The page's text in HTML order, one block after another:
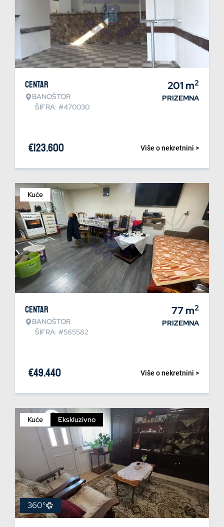
Centar
BANOŠTOR
ŠIFRA: #470030
201 m2
PRIZEMNA
Više o nekretnini >
€123.600
Kuće
Centar
BANOŠTOR
ŠIFRA: #565582
77m2
PRIZEMNA
Više o nekretnini >
€49.440
Kuće Ekskluzivno
360°